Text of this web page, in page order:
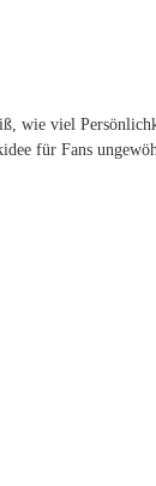
wie viel
für Fans